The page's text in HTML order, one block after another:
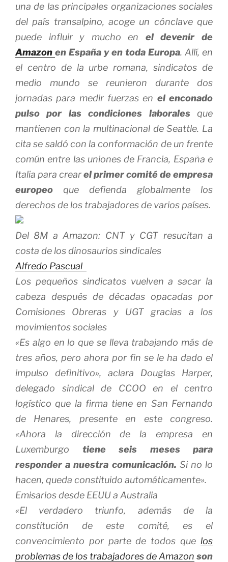
una de las principales organizaciones sociales
del país transalpino, acoge un cónclave que
puede influir y mucho en el devenir de
Amazon en España y en toda Europa. Allí, en
el centro de la urbe romana, sindicatos de
medio mundo se reunieron durante dos
jornadas para medir fuerzas en el enconado
pulso por las condiciones laborales que
mantienen con la multinacional de Seattle. La
cita se saldó con la conformación de un frente
común entre las uniones de Francia, España e
Italia para crearel primer comité de empresa
europeo que defienda globalmente los
derechos de los trabajadores de varios países.
Del 8M a Amazon: CNT y CGT resucitan a
costa de los dinosaurios sindicales
Alfredo Pascual
Los pequeños sindicatos vuelven a sacar la
cabeza después de décadas opacadas por
Comisiones Obreras y UGT gracias a los
movimientos sociales
«Es algo en lo que se lleva trabajando más de
tres años, pero ahora por fin se le ha dado el
impulso definitivo», aclara Douglas Harper,
delegado sindical de CCOO en el centro
logístico que la firma tiene en San Fernando
de Henares, presente en este congreso.
«Ahora la dirección de la empresa en
Luxemburgo tiene seis meses para
responder a nuestra comunicación. Si no lo
hacen, queda constituido automáticamente».
Emisarios desde EEUU a Australia
«El verdadero triunfo, además de la
constitución de este comité, es el
convencimiento por parte de todos que los
problemas de los trabajadores de Amazon son